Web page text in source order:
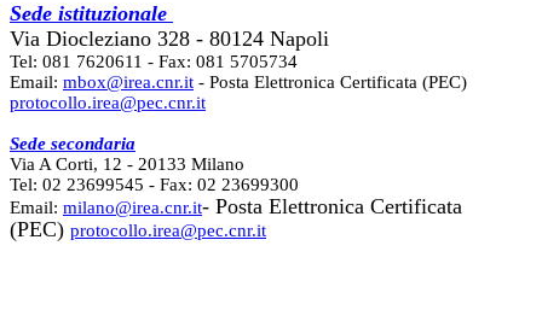
Sede istituzionale
Via Diocleziano 328 - 80124 Napoli
Tel: 081 7620611 - Fax: 081 5705734
Email: mbox@irea.cnr.it - Posta Elettronica Certificata (PEC)
protocollo.irea@pec.cnr.it
Sede secondaria
Via A Corti, 12 - 20133 Milano
Tel: 02 23699545 - Fax: 02 23699300
Email: milano@irea.cnr.it- Posta Elettronica Certificata
(PEC) protocollo.irea@pec.cnr.it